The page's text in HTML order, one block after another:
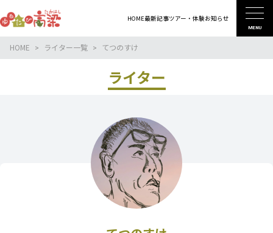
HOME最新記事ツアー・体験お知らせ
MENU
HOME ライター一覧 てつのすけ
ライター